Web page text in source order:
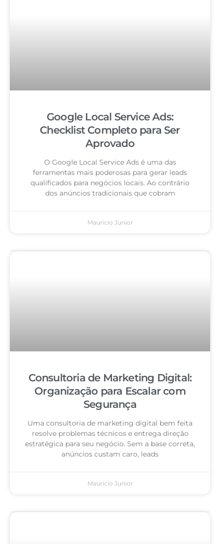
Google Local Service Ads:
Checklist Completo para Ser
Aprovado
O Google Local Service Ads é uma das
ferramentas mais poderosas para gerar leads
qualificados para negócios locais. Ao contrário
dos anúncios tradicionais que cobram
Mauricio Junior
Consultoria de Marketing Digital:
Organização para Escalar com
Segurança
Uma consultoria de marketing digital bem feita
resolve problemas técnicos e entrega direção
estratégica para seu negócio. Sem a base correta,
anúncios custam caro, leads
Mauricio Junior